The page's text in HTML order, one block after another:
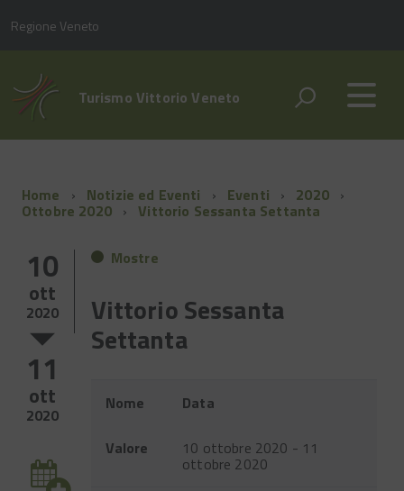
Regione Veneto
Turismo Vittorio Veneto
Home Notizie ed Eventi Eventi 2020
Ottobre 2020 Vittorio Sessanta Settanta
10
ott
2020
11
ott
2020
Mostre
Vittorio Sessanta
Settanta
Evento
Nome Data
Valore 10 ottobre 2020 - 11
ottobre 2020